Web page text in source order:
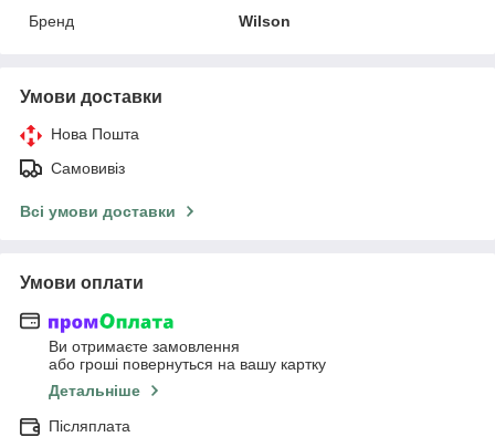
Бренд
Wilson
Умови доставки
Нова Пошта
Самовивіз
Всі умови доставки
Умови оплати
Ви отримаєте замовлення
або гроші повернуться на вашу картку
Детальніше
Післяплата